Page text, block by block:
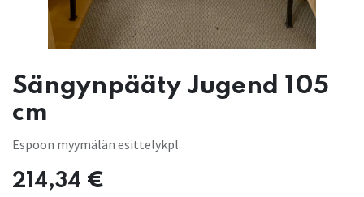
Sängynpääty Jugend 105
cm
Espoon myymälän esittelykpl
214,34 €